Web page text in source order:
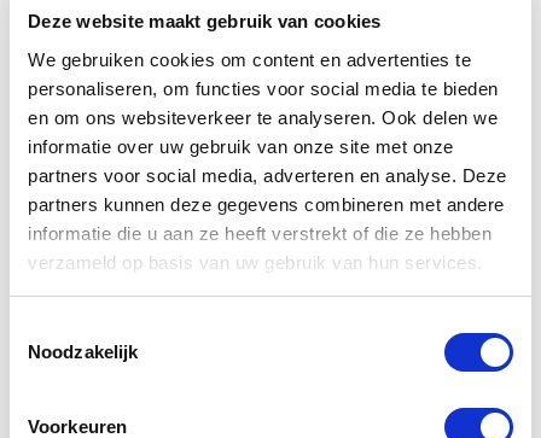
Deze website maakt gebruik van cookies
We gebruiken cookies om content en advertenties te
personaliseren, om functies voor social media te bieden
en om ons websiteverkeer te analyseren. Ook delen we
informatie over uw gebruik van onze site met onze
partners voor social media, adverteren en analyse. Deze
partners kunnen deze gegevens combineren met andere
informatie die u aan ze heeft verstrekt of die ze hebben
verzameld op basis van uw gebruik van hun services.
Noodzakelijk
Voorkeuren
Phytonics Gluco Balance 100 g Hond/Kat